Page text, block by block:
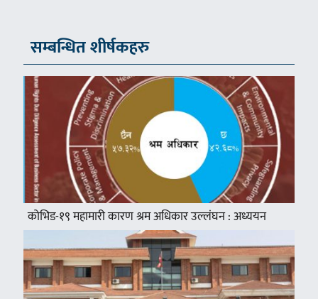
सम्बन्धित शीर्षकहरु
कोभिड-१९ महामारी कारण श्रम अधिकार उल्लंघन : अध्ययन